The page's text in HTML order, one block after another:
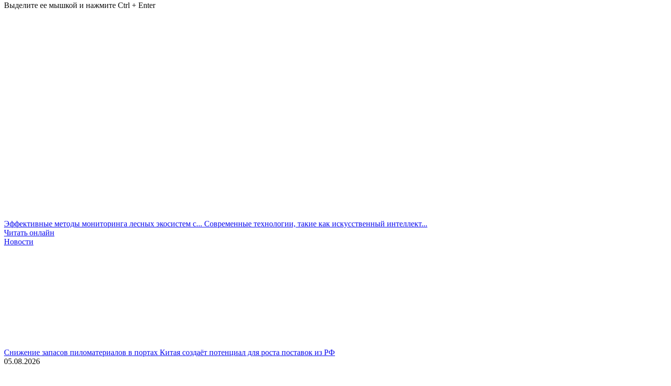
Выделите ее мышкой и нажмите Ctrl + Enter
Эффективные методы мониторинга лесных экосистем с... Современные технологии, такие как искусственный интеллект...
Читать онлайн
Новости
Снижение запасов пиломатериалов в портах Китая создаёт потенциал для роста поставок из РФ
05.08.2026